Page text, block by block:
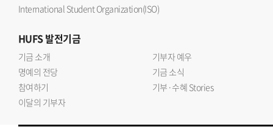
International Student Organization(ISO)
HUFS발전기금
기금 소개
기부자 예우
명예의 전당
기금 소식
참여하기
기부·수혜 Stories
이달의 기부자